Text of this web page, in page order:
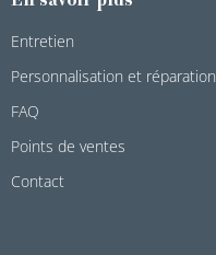
Entretien
Personnalisation et réparation
FAQ
Points de ventes
Contact